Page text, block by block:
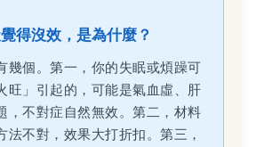
得沒效，是為什麼？
幾個。第一，你的失眠或煩躁可
旺」引起的，可能是氣血虛、肝
，不對症自然無效。第二，材料
法不對，效果大打折扣。第三，